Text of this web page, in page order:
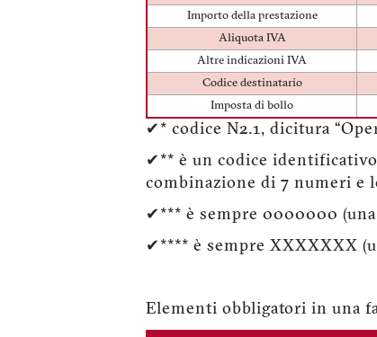
Importo della prestazione
Aliquota IVA
Altre indicazioni IVA
Codice destinatario
Imposta di bollo
✔* codice N2.1, dicitura
✔** è un codice
combinazione di 7 numeri e
✔*** è sempre 0000000
✔**** è sempre XXXXXXX
Elementi obbligatori in una